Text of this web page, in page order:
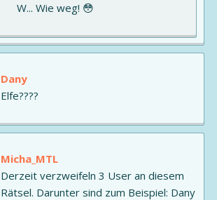
W... Wie weg! 😳
Dany
Elfe????
Micha_MTL
Derzeit verzweifeln 3 User an diesem
Rätsel. Darunter sind zum Beispiel: Dany